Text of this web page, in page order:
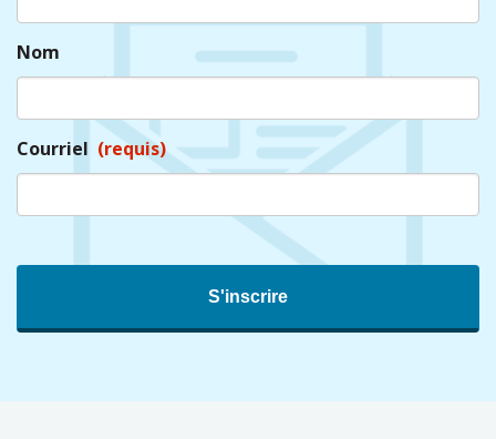
Nom
Courriel (requis)